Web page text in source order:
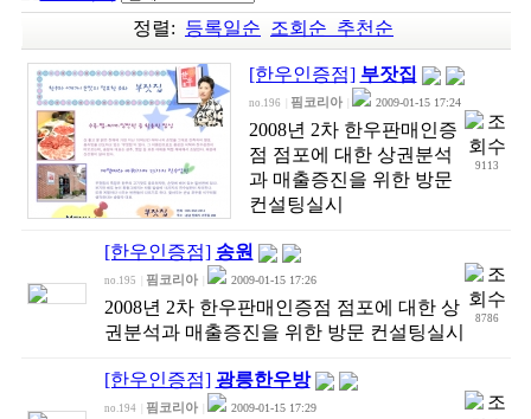
정렬: 등록일순 조회순 추천순
[한우인증점] 부잣집
no.196 핌코리아 2009-01-15 17:24
2008년 2차 한우판매인증
점 점포에 대한 상권분석
과 매출증진을 위한 방문
컨설팅실시
9113
[한우인증점] 송원
no.195 핌코리아 2009-01-15 17:26
2008년 2차 한우판매인증점 점포에 대한 상
권분석과 매출증진을 위한 방문 컨설팅실시
8786
[한우인증점] 광릉한우방
no.194 핌코리아 2009-01-15 17:29